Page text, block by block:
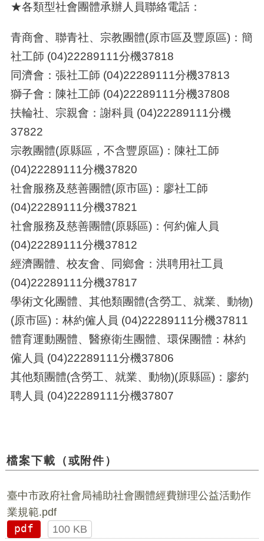
★各類型社會團體承辦人員聯絡電話：
青商會、聯青社、宗教團體(原市區及豐原區) ：簡
社工師 (04)22289111分機37818
同濟會：張社工師 (04)22289111分機37813
獅子會：陳社工師 (04)22289111分機37808
扶輪社、宗親會：謝科員 (04)22289111分機
37822
宗教團體(原縣區，不含豐原區) ：陳社工師
(04)22289111分機37820
社會服務及慈善團體(原市區) ：廖社工師
(04)22289111分機37821
社會服務及慈善團體(原縣區) ：何約僱人員
(04)22289111分機37812
經濟團體、校友會、同鄉會：洪聘用社工員
(04)22289111分機37817
學術文化團體、其他類團體(含勞工、就業、動物)
(原市區) ：林約僱人員 (04)22289111分機37811
體育運動團體、醫療衛生團體、環保團體：林約
僱人員 (04)22289111分機37806
其他類團體(含勞工、就業、動物)(原縣區) ：廖約
聘人員 (04)22289111分機37807
檔案下載（或附件）
臺中市政府社會局補助社會團體經費辦理公益活動作
業規範.pdf
pdf
100 KB